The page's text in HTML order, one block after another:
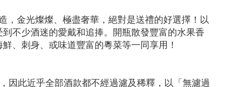
，金光燦燦、極盡奢華，絕對是送禮的好選擇！以
不少酒迷的愛戴和追捧。開瓶散發豐富的水果香
、刺身、或味道豐富的粵菜等一同享用！
因此近乎全部酒款都不經過濾及稀釋，以「無濾過